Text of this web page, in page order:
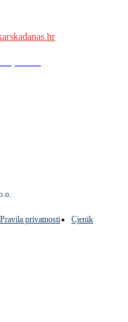
Pravila privatnosti
Cjenik